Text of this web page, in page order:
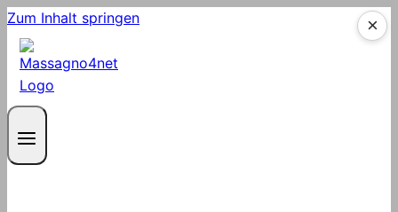
Zum Inhalt springen ×